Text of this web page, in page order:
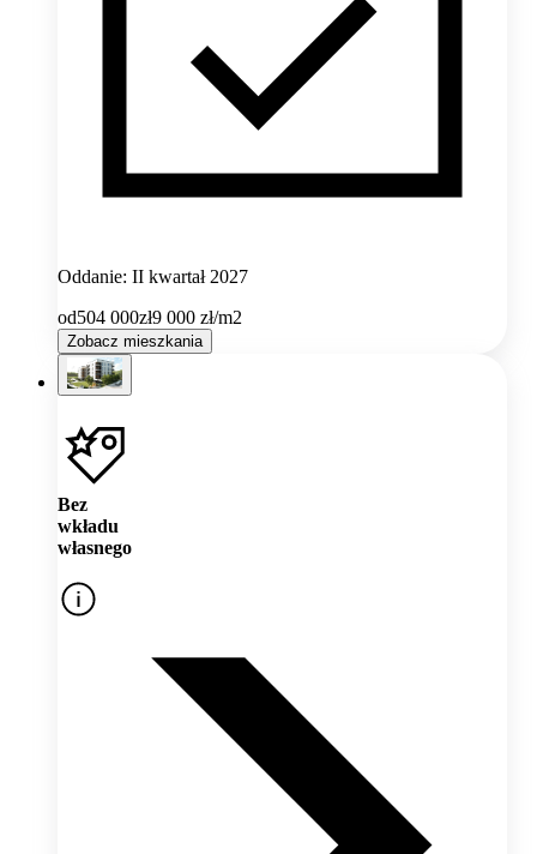
Oddanie: II kwartał 2027
od504 000zł9 000 zł/m2
Zobacz mieszkania
Bez
wkładu
własnego